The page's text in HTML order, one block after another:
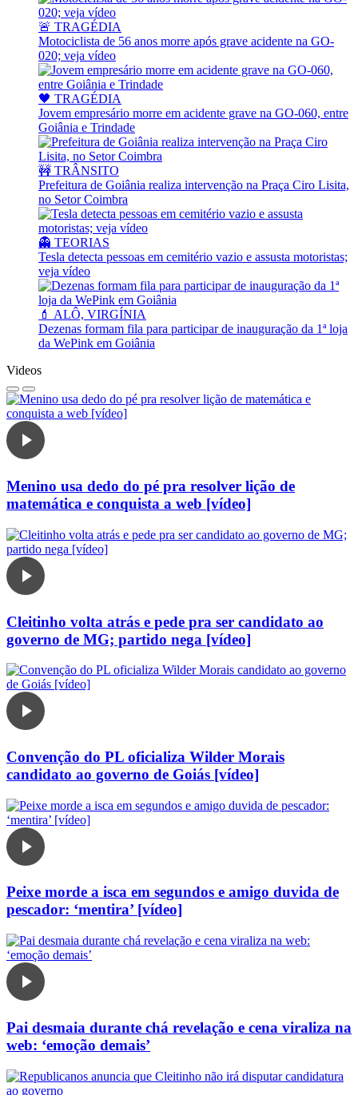
🚨 TRAGÉDIA
Motociclista de 56 anos morre após grave acidente na GO-
020; veja vídeo
🖤 TRAGÉDIA
Jovem empresário morre em acidente grave na GO-060, entre
Goiânia e Trindade
🚧 TRÂNSITO
Prefeitura de Goiânia realiza intervenção na Praça Ciro Lisita,
no Setor Coimbra
👻 TEORIAS
Tesla detecta pessoas em cemitério vazio e assusta motoristas;
veja vídeo
💄 ALÔ, VIRGÍNIA
Dezenas formam fila para participar de inauguração da 1ª loja
da WePink em Goiânia
Videos
Menino usa dedo do pé pra resolver lição de
matemática e conquista a web [vídeo]
Cleitinho volta atrás e pede pra ser candidato ao
governo de MG; partido nega [vídeo]
Convenção do PL oficializa Wilder Morais
candidato ao governo de Goiás [vídeo]
Peixe morde a isca em segundos e amigo duvida de
pescador: ‘mentira’ [vídeo]
Pai desmaia durante chá revelação e cena viraliza na
web: ‘emoção demais’